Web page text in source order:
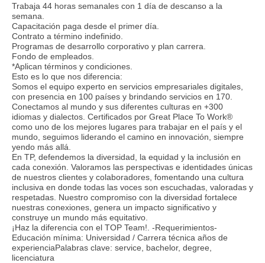
Trabaja 44 horas semanales con 1 día de descanso a la
semana.
Capacitación paga desde el primer día.
Contrato a término indefinido.
Programas de desarrollo corporativo y plan carrera.
Fondo de empleados.
*Aplican términos y condiciones.
Esto es lo que nos diferencia:
Somos el equipo experto en servicios empresariales digitales,
con presencia en 100 países y brindando servicios en 170.
Conectamos al mundo y sus diferentes culturas en +300
idiomas y dialectos. Certificados por Great Place To Work®
como uno de los mejores lugares para trabajar en el país y el
mundo, seguimos liderando el camino en innovación, siempre
yendo más allá.
En TP, defendemos la diversidad, la equidad y la inclusión en
cada conexión. Valoramos las perspectivas e identidades únicas
de nuestros clientes y colaboradores, fomentando una cultura
inclusiva en donde todas las voces son escuchadas, valoradas y
respetadas. Nuestro compromiso con la diversidad fortalece
nuestras conexiones, genera un impacto significativo y
construye un mundo más equitativo.
¡Haz la diferencia con el TOP Team!. -Requerimientos-
Educación mínima: Universidad / Carrera técnica años de
experienciaPalabras clave: service, bachelor, degree,
licenciatura